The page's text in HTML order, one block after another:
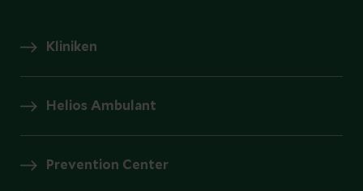
Kliniken
Helios Ambulant
Prevention Center